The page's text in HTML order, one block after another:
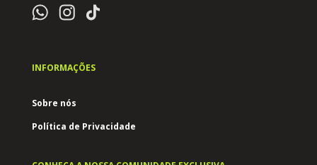
REDES SOCIAIS
INFORMAÇÕES